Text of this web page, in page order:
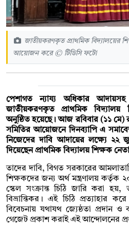
জাতীয়করণকৃত প্রাথমিক বিদ্যালয়ের
আয়োজন করে © টিডিসি ফটো
পেশাগত ন্যায্য অধিকার
জাতীয়করণকৃত প্রাথমিক বিদ্যালয়
অনুষ্ঠিত হয়েছে। আজ রবিবার (১১ মে)
সমিতির আয়োজনে দিনব্যাপি এ
নিজেদের দাবি আদায়ের লক্ষ্যে ২২
দিয়েছেন প্রাথমিক বিদ্যালয় শিক্ষক
তাদের দাবি, বিগত সরকারের
শিক্ষকদের জন্য অর্থ মন্ত্রণালয় কর্তৃক
স্কেল সংক্রান্ত চিঠি জারি করা
বিভ্রান্তিকর। এই চিঠি প্রত্যাহার
বিবেচনায় যথাযথ জ্যেষ্ঠতা প্রদান ও
গেজেট প্রকাশ করাই এই আন্দোলনের